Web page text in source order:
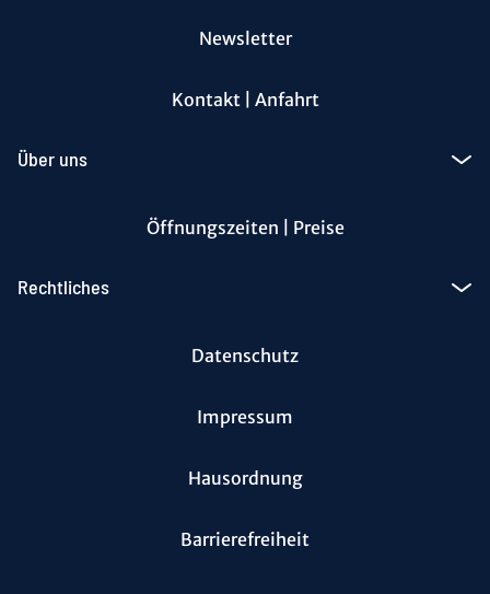
Newsletter
Kontakt | Anfahrt
Über uns
Öffnungszeiten | Preise
Rechtliches
Datenschutz
Impressum
Hausordnung
Barrierefreiheit